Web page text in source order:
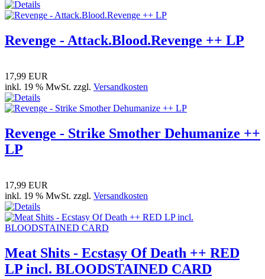
Revenge - Attack.Blood.Revenge ++ LP
17,99 EUR
inkl. 19 % MwSt. zzgl. Versandkosten
Revenge - Strike Smother Dehumanize ++
LP
17,99 EUR
inkl. 19 % MwSt. zzgl. Versandkosten
Meat Shits - Ecstasy Of Death ++ RED
LP incl. BLOODSTAINED CARD